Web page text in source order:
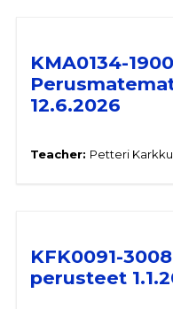
KMA0134-
12.6.2026
Teacher: Petteri
KFK0091-
perusteet